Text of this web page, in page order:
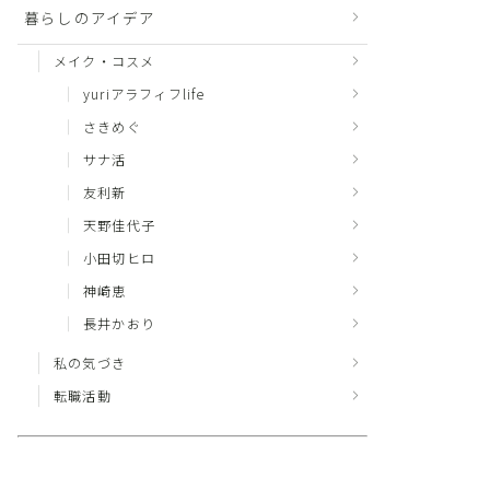
暮らしのアイデア
メイク・コスメ
yuriアラフィフlife
さきめぐ
サナ活
友利新
天野佳代子
小田切ヒロ
神崎恵
長井かおり
私の気づき
転職活動